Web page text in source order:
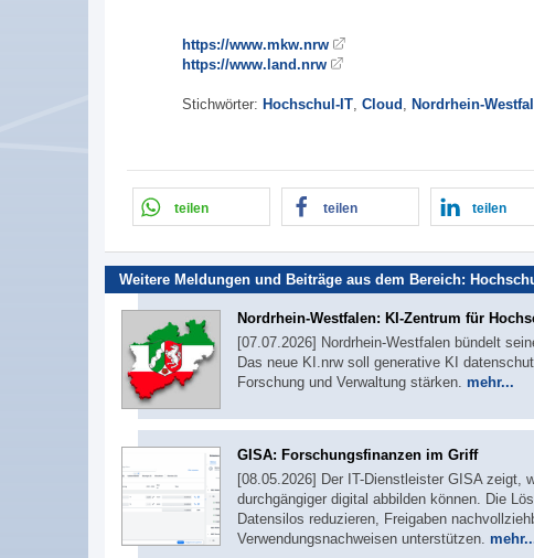
https://www.mkw.nrw
https://www.land.nrw
Stichwörter: Hochschul-IT, Cloud , Nordrhein-
teilen teilen teilen
Weitere Meldungen und Beiträge aus dem Bereich:
Nordrhein-Westfalen: KI-Zentrum für
[07.07.2026] Nordrhein-Westfalen bündelt
Das neue KI.nrw soll generative KI
Forschung und Verwaltung stärken. mehr...
GISA: Forschungsfinanzen im Griff
[08.05.2026] Der IT-Dienstleister GISA zeigt,
durchgängiger digital abbilden können. Die
Datensilos reduzieren, Freigaben
Verwendungsnachweisen unterstützen.